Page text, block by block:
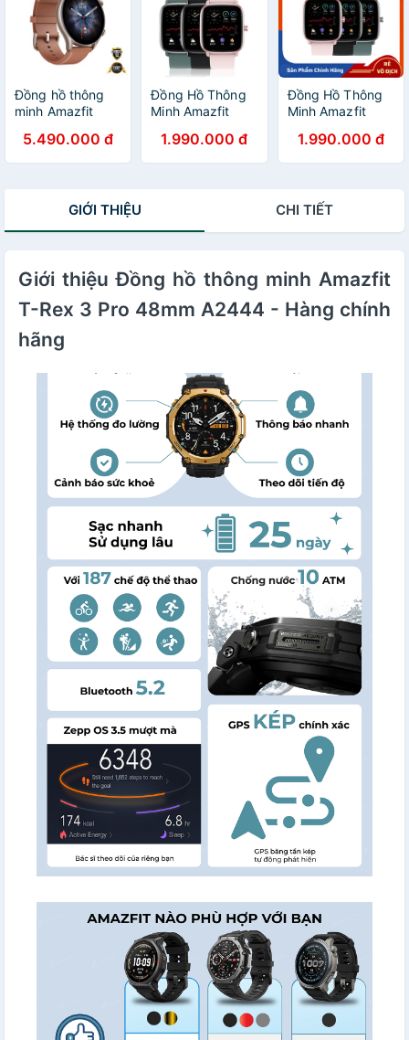
Đồng hồ thông
minh Amazfit
Hàng Chính Hãng
5.490.000 đ
Đồng Hồ Thông
Minh Amazfit
Hàng Chính Hãng
- Bảo Hành 12
1.990.000 đ
Đồng Hồ Thông
Minh Amazfit
Tế✅ Hàng Chính
Hãng✅ Bảo
1.990.000 đ
GIỚI THIỆU CHI TIẾT
Giới thiệu Đồng hồ thông minh Amazfit
T-Rex 3 Pro 48mm A2444 - Hàng chính
hãng